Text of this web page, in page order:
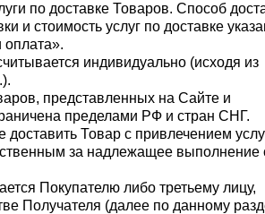
по доставке Товаров. Способ
и стоимость услуг по доставке
оплата».
индивидуально (исходя из
представленных на Сайте и
пределами РФ и стран СНГ.
доставить Товар с привлечением
за надлежащее выполнение
Покупателю либо третьему лицу,
Получателя (далее по данному